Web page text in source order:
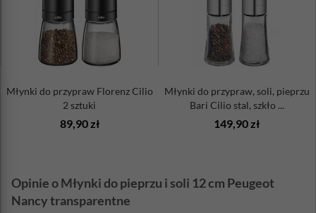
Młynki do przypraw Florenz Cilio
2 sztuki
89,90 zł
Młynki do przypraw, soli, pieprzu
Bari Cilio stal, szkło ...
149,90 zł
Opinie o Młynki do pieprzu i soli 12 cm Peugeot
Nancy transparentne